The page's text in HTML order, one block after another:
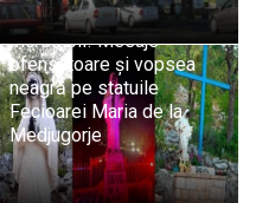
Incredibil! Mesaje
ofensatoare și vopsea
neagră pe statuile
Fecioarei Maria de la
Medjugorje